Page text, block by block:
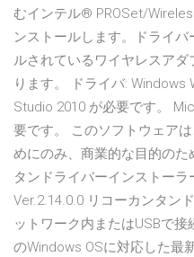
むインテル® PROSet/
ンストールします。ドライ
ルされているワイヤレスア
ります。 ドライバ: Windows
Studio 2010 が必要です。
要です。 このソフトウェア
めにのみ、商業的な目的の
タンドライバーインストー
Ver.2.14.0.0 リコーカンタン
ットワーク内またはUSBで
のWindows OSに対応した最